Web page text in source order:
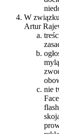
W
Artur
nie